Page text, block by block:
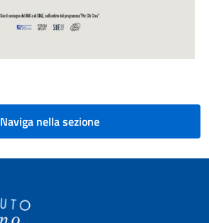
Naviga nella sezione